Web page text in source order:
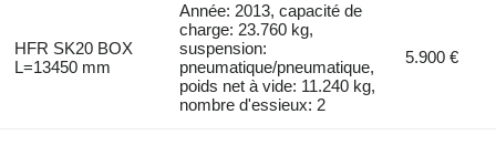
HFR SK20 BOX
L=13450 mm
Année: 2013, capacité de
charge: 23.760 kg,
suspension:
pneumatique/pneumatique,
poids net à vide: 11.240 kg,
nombre d'essieux: 2
5.900 €